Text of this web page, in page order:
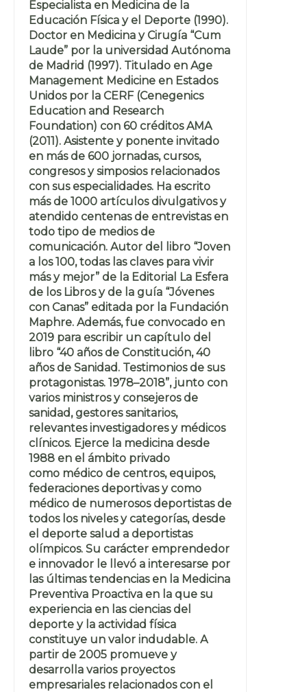
Especialista en Medicina de la
Educación Física y el Deporte (1990).
Doctor en Medicina y Cirugía “Cum
Laude” por la universidad Autónoma
de Madrid (1997). Titulado en Age
Management Medicine en Estados
Unidos por la CERF (Cenegenics
Education and Research
Foundation) con 60 créditos AMA
(2011). Asistente y ponente invitado
en más de 600 jornadas, cursos,
congresos y simposios relacionados
con sus especialidades. Ha escrito
más de 1000 artículos divulgativos y
atendido centenas de entrevistas en
todo tipo de medios de
comunicación. Autor del libro “Joven
a los 100, todas las claves para vivir
más y mejor” de la Editorial La Esfera
de los Libros y de la guía “Jóvenes
con Canas” editada por la Fundación
Maphre. Además, fue convocado en
2019 para escribir un capítulo del
libro “40 años de Constitución, 40
años de Sanidad. Testimonios de sus
protagonistas. 1978–2018”, junto con
varios ministros y consejeros de
sanidad, gestores sanitarios,
relevantes investigadores y médicos
clínicos. Ejerce la medicina desde
1988 en el ámbito privado
como médico de centros, equipos,
federaciones deportivas y como
médico de numerosos deportistas de
todos los niveles y categorías, desde
el deporte salud a deportistas
olímpicos. Su carácter emprendedor
e innovador le llevó a interesarse por
las últimas tendencias en la Medicina
Preventiva Proactiva en la que su
experiencia en las ciencias del
deporte y la actividad física
constituye un valor indudable. A
partir de 2005 promueve y
desarrolla varios proyectos
empresariales relacionados con el